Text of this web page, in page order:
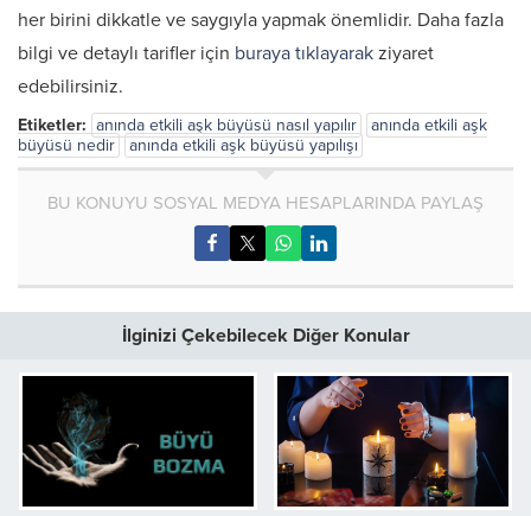
her birini dikkatle ve saygıyla yapmak önemlidir. Daha fazla
bilgi ve detaylı tarifler için buraya tıklayarak ziyaret
edebilirsiniz.
Etiketler: anında etkili aşk büyüsü nasıl yapılır
anında etkili aşk
büyüsü nedir
anında etkili aşk büyüsü yapılışı
BU KONUYU SOSYAL MEDYA HESAPLARINDA PAYLAŞ
İlginizi Çekebilecek Diğer Konular